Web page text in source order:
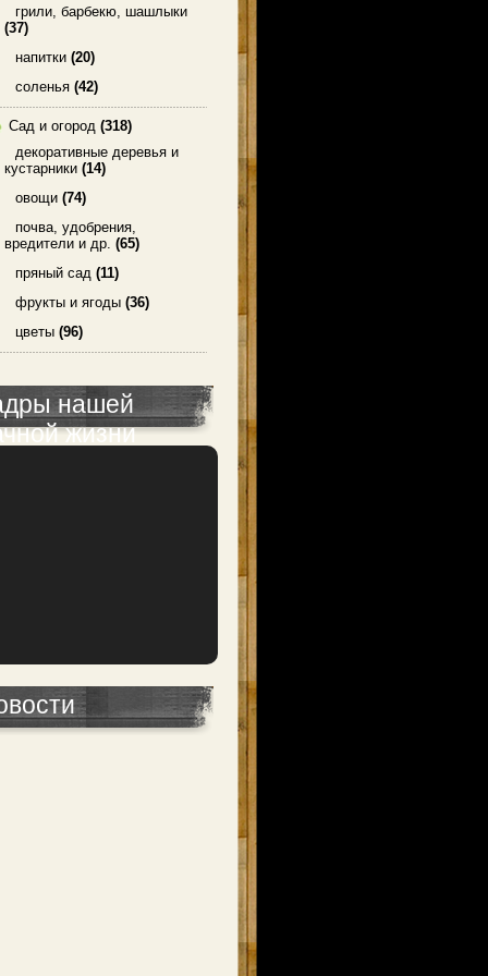
грили, барбекю, шашлыки
(37)
напитки (20)
соленья (42)
Сад и огород (318)
декоративные деревья и
кустарники (14)
овощи (74)
почва, удобрения,
вредители и др. (65)
пряный сад (11)
фрукты и ягоды (36)
цветы (96)
нашей
жизни